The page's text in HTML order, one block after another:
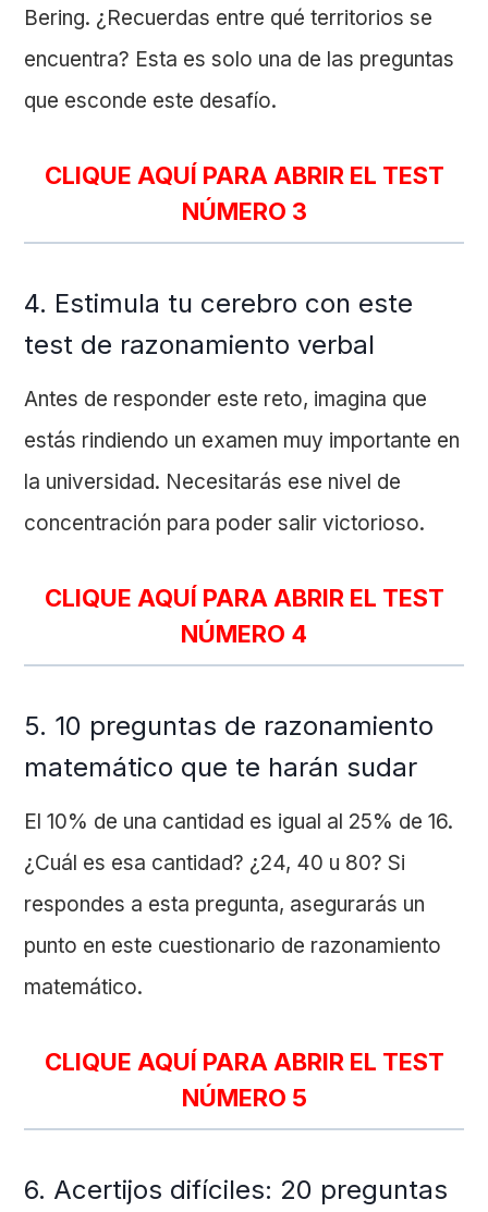
Bering. ¿Recuerdas entre qué territorios se
encuentra? Esta es solo una de las preguntas
que esconde este desafío.
CLIQUE AQUÍ PARA ABRIR EL TEST
NÚMERO 3
4. Estimula tu cerebro con este
test de razonamiento verbal
Antes de responder este reto, imagina que
estás rindiendo un examen muy importante en
la universidad. Necesitarás ese nivel de
concentración para poder salir victorioso.
CLIQUE AQUÍ PARA ABRIR EL TEST
NÚMERO 4
5. 10 preguntas de razonamiento
matemático que te harán sudar
El 10% de una cantidad es igual al 25% de 16.
¿Cuál es esa cantidad? ¿24, 40 u 80? Si
respondes a esta pregunta, asegurarás un
punto en este cuestionario de razonamiento
matemático.
CLIQUE AQUÍ PARA ABRIR EL TEST
NÚMERO 5
6. Acertijos difíciles: 20 preguntas